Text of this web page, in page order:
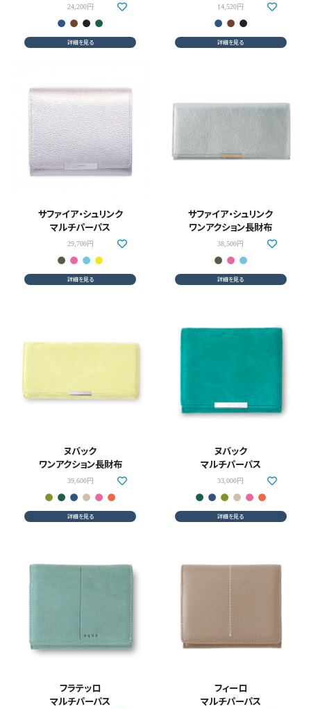
コンテンツ
ガイドライン
実店舗へのアクセス
24,200円
詳細を見る
14,520円
詳細を見る
サファイア・シュリンク
マルチパーパス
29,700円
詳細を見る
サファイア・シュリンク
ワンアクション長財布
38,500円
詳細を見る
ヌバック
ワンアクション長財布
39,600円
詳細を見る
ヌバック
マルチパーパス
33,000円
詳細を見る
フラテッロ
マルチパーパス
フィーロ
マルチパーパス